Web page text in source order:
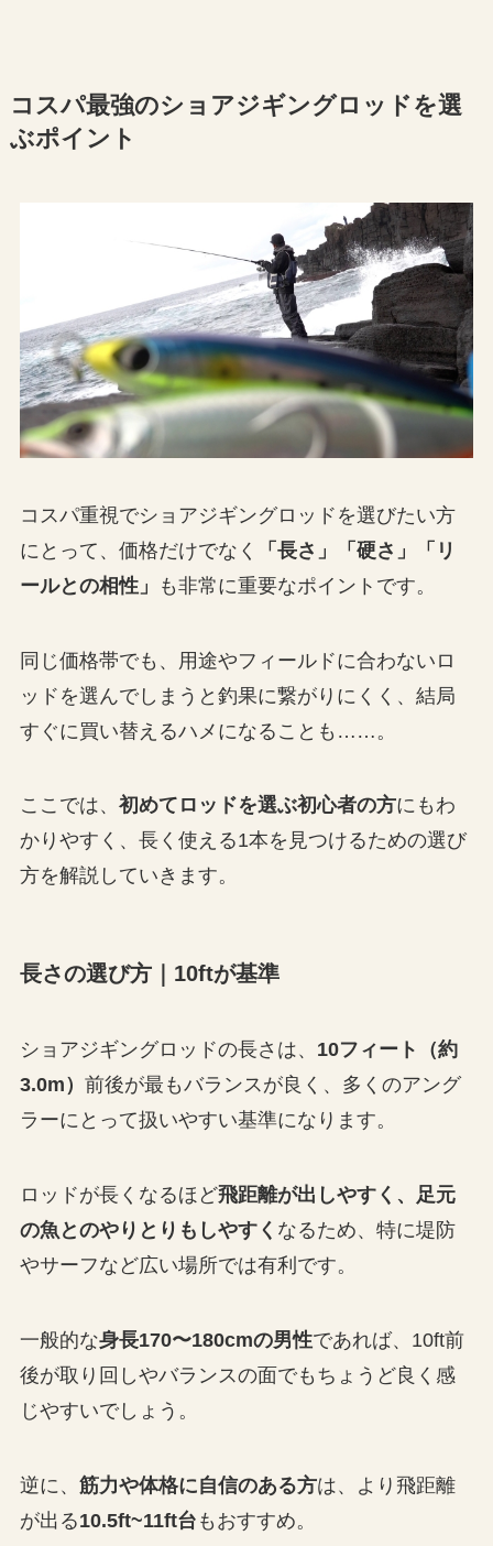
コスパ最強のショアジギングロッドを選
ぶポイント
コスパ重視でショアジギングロッドを選びたい方
にとって、価格だけでなく
「長さ」「硬さ」「リ
ールとの相性」
も非常に重要なポイントです。
同じ価格帯でも、用途やフィールドに合わないロ
ッドを選んでしまうと釣果に繋がりにくく、結局
すぐに買い替えるハメになることも……。
ここでは、 初めてロッドを選ぶ初心者の方にもわ
かりやすく、長く使える1本を見つけるための選び
方を解説していきます。
長さの選び方｜10ftが基準
ショアジギングロッドの長さは、 10フィート（約
3.0m） 前後が最もバランスが良く、多くのアング
ラーにとって扱いやすい基準になります。
ロッドが長くなるほど飛距離が出しやすく、足元
の魚とのやりとりもしやすく なるため、特に堤防
やサーフなど広い場所では有利です。
一般的な身長170〜180cmの男性であれば、10ft前
後が取り回しやバランスの面でもちょうど良く感
じやすいでしょう。
逆に、 筋力や体格に自信のある方は、より飛距離
が出る10.5ft~11ft台 もおすすめ。